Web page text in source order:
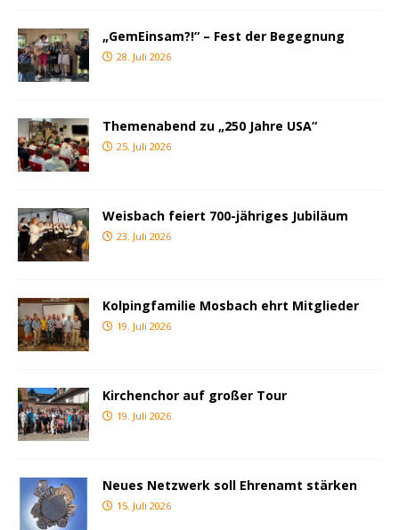
„GemEinsam?!“ – Fest der Begegnung
28. Juli 2026
Themenabend zu „250 Jahre USA“
25. Juli 2026
Weisbach feiert 700-jähriges Jubiläum
23. Juli 2026
Kolpingfamilie Mosbach ehrt Mitglieder
19. Juli 2026
Kirchenchor auf großer Tour
19. Juli 2026
Neues Netzwerk soll Ehrenamt stärken
15. Juli 2026